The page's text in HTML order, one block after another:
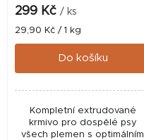
299 Kč / ks
Měrná
cena:
29,90 Kč / 1 kg
Do košíku
Kompletní extrudované
krmivo pro dospělé psy
všech plemen s optimálním